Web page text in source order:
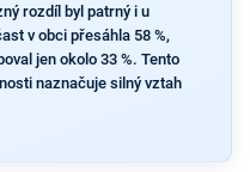
rozdíl byl patrný i u
v obci přesáhla 58 %,
jen okolo 33 %. Tento
naznačuje silný vztah